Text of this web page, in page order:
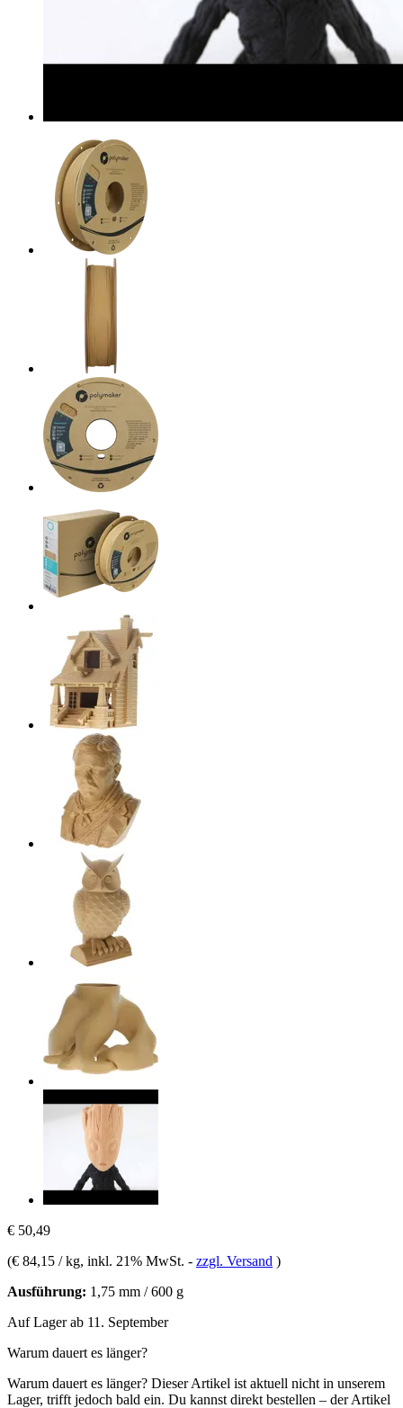
€ 50,49
(€ 84,15 / kg, inkl. 21% MwSt. - zzgl. Versand )
Ausführung: 1,75 mm / 600 g
Auf Lager ab 11. September
Warum dauert es länger?
Warum dauert es länger? Dieser Artikel ist aktuell nicht in unserem
Lager, trifft jedoch bald ein. Du kannst direkt bestellen – der Artikel